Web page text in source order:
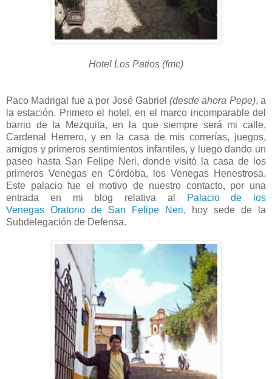
Hotel Los Patios (fmc)
Paco Madrigal fue a por José Gabriel(desde ahora Pepe), a
la estación. Primero el hotel, en el marco incomparable del
barrio de la Mezquita, en la que siempre será mi calle,
Cardenal Herrero, y en la casa de mis correrías, juegos,
amigos y primeros sentimientos infantiles, y luego dando un
paseo hasta San Felipe Neri, donde visitó la casa de los
primeros Venegas en Córdoba, los Venegas Henestrosa.
Este palacio fue el motivo de nuestro contacto, por una
entrada en mi blog relativa al
Palacio de los
Venegas Oratorio de San Felipe Neri, hoy sede de la
Subdelegación de Defensa.